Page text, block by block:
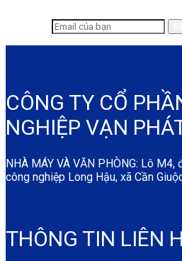
CÔNG TY CỔ
NGHIỆP VẠN
NHÀ MÁY VÀ VĂN PHÒNG: Lô M4,
công nghiệp Long Hậu, xã Cần
THÔNG TIN LIÊN